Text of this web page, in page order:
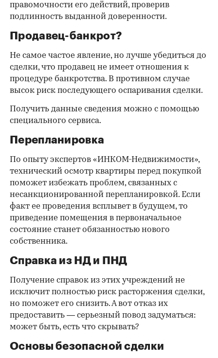
правомочности его действий, проверив
подлинность выданной доверенности.
Продавец-банкрот?
Не самое частое явление, но лучше убедиться до
сделки, что продавец не имеет отношения к
процедуре банкротства. В противном случае
высок риск последующего оспаривания сделки.
Получить данные сведения можно с помощью
специального сервиса.
Перепланировка
По опыту экспертов «ИНКОМ-Недвижимости»,
технический осмотр квартиры перед покупкой
поможет избежать проблем, связанных с
несанкционированной перепланировкой. Если
факт ее проведения всплывет в будущем, то
приведение помещения в первоначальное
состояние станет обязанностью нового
собственника.
Справка из НД и ПНД
Получение справок из этих учреждений не
исключит полностью риск расторжения сделки,
но поможет его снизить. А вот отказ их
предоставить — серьезный повод задуматься:
может быть, есть что скрывать?
Основы безопасной сделки